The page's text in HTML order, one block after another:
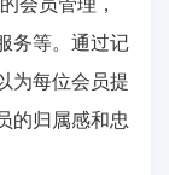
务等。通过记
为每位会员提
的归属感和忠